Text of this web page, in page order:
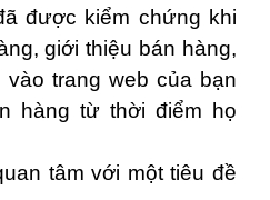
được kiểm chứng khi
giới thiệu bán hàng,
trang web của bạn
hàng từ thời điểm họ
tâm với một tiêu đề